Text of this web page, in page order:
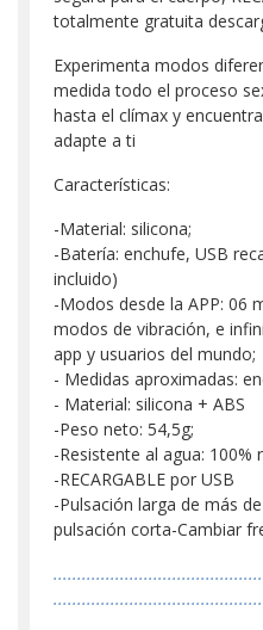
totalmente gratuita
Experimenta modos
medida todo el proceso
hasta el clímax y
adapte a ti
Características:
-Material: silicona;
-Batería: enchufe, USB
incluido)
-Modos desde la APP: 06
modos de vibración, e
app y usuarios del mundo;
- Medidas aproximadas:
- Material: silicona + ABS
-Peso neto: 54,5g;
-Resistente al agua: 100%
-RECARGABLE por USB
-Pulsación larga de más
pulsación corta-Cambiar